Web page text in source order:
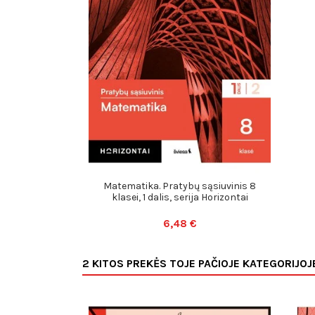
Matematika. Pratybų sąsiuvinis 8
klasei, 1 dalis, serija Horizontai
6,48 €
2 KITOS PREKĖS TOJE PAČIOJE